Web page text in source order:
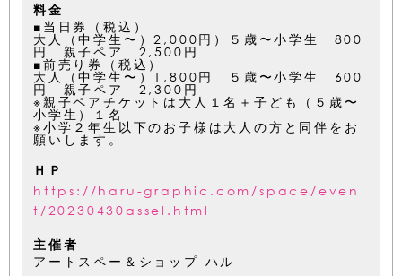
料金
■当日券（税込）
大人（中学生〜）2,000円）５歳〜小学生 800
円 親子ペア 2,500円
■前売り券（税込）
大人（中学生〜）1,800円 ５歳〜小学生 600
円 親子ペア 2,300円
※親子ペアチケットは大人１名＋子ども（５歳〜
小学生）１名
※小学２年生以下のお子様は大人の方と同伴をお
願いします。
ＨＰ
https://haru-graphic.com/space/even
t/20230430assel.html
主催者
アートスペー＆ショップ ハル